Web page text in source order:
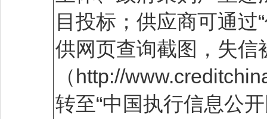
目投标；供应商可通过
供网页查询截图，失信
（http://
转至“中国执行信息公